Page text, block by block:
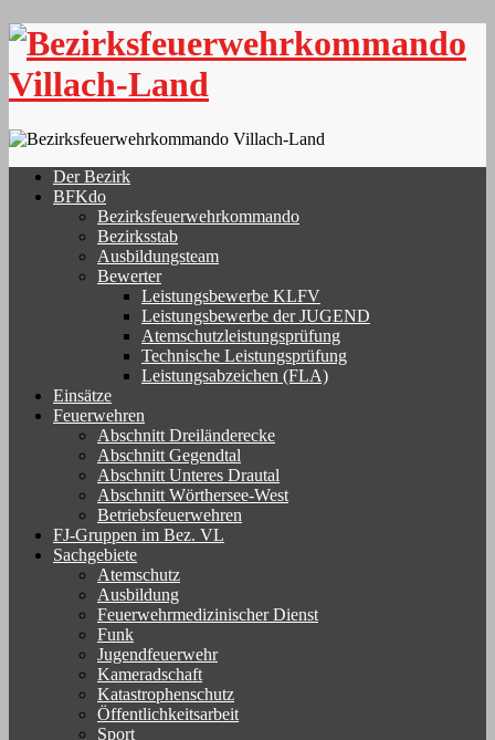
Skip
content
Der Bezirk
BFKdo
Bezirksfeuerwehrkommando
Bezirksstab
Ausbildungsteam
Bewerter
Leistungsbewerbe KLFV
Leistungsbewerbe der JUGEND
Atemschutzleistungsprüfung
Technische Leistungsprüfung
Leistungsabzeichen (FLA)
Einsätze
Feuerwehren
Abschnitt Dreiländerecke
Abschnitt Gegendtal
Abschnitt Unteres Drautal
Abschnitt Wörthersee-West
Betriebsfeuerwehren
FJ-Gruppen im Bez. VL
Sachgebiete
Atemschutz
Ausbildung
Feuerwehrmedizinischer Dienst
Funk
Jugendfeuerwehr
Kameradschaft
Katastrophenschutz
Öffentlichkeitsarbeit
Sport